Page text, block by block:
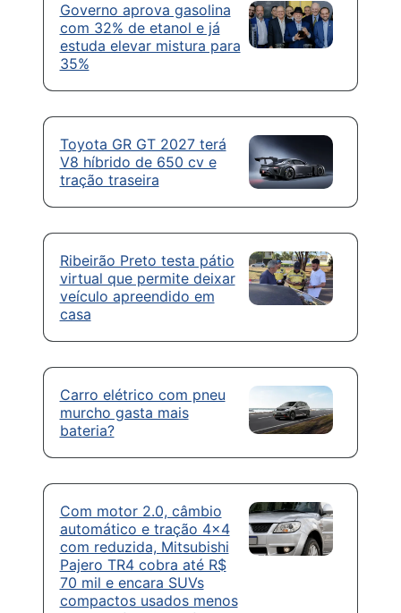
Governo aprova gasolina
com 32% de etanol e já
estuda elevar mistura para
35%
Toyota GR GT 2027 terá
V8 híbrido de 650 cv e
tração traseira
Ribeirão Preto testa pátio
virtual que permite deixar
veículo apreendido em
casa
Carro elétrico com pneu
murcho gasta mais
bateria?
Com motor 2.0, câmbio
automático e tração 4×4
com reduzida, Mitsubishi
Pajero TR4 cobra até R$
70 mil e encara SUVs
compactos usados menos